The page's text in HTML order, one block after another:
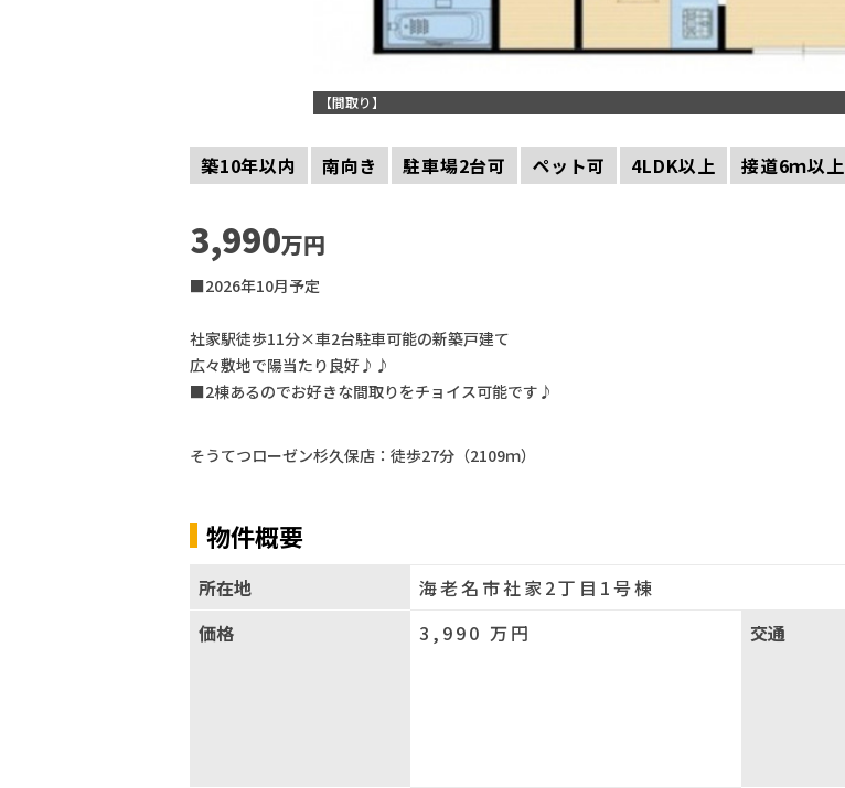
【間取り】
築10年以内 南向き 駐車場2台可 ペット可 4LDK以上 接道6ｍ以上
3,990万円
■2026年10月予定
社家駅徒歩11分×車2台駐車可能の新築戸建て
広々敷地で陽当たり良好♪♪
■2棟あるのでお好きな間取りをチョイス可能です♪
そうてつローゼン杉久保店：徒歩27分（2109ｍ）
物件概要
所在地
海老名市社家2丁目1号棟
価格
3,990 万円 交通